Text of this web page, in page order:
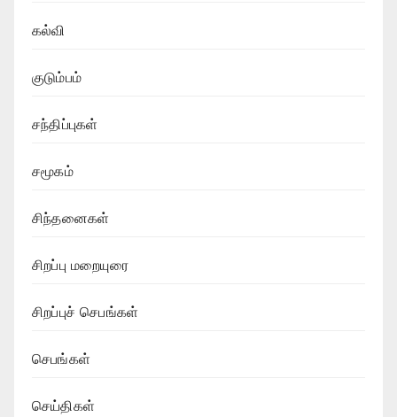
கல்வி
குடும்பம்
சந்திப்புகள்
சமூகம்
சிந்தனைகள்
சிறப்பு மறையுரை
சிறப்புச் செபங்கள்
செபங்கள்
செய்திகள்